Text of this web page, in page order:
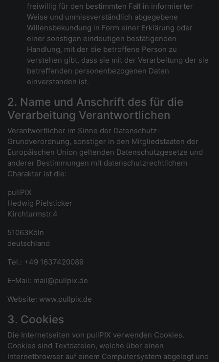
freiwillig für den bestimmten Fall in informierter
Weise und unmissverständlich abgegebene
Willensbekundung in Form einer Erklärung oder
einer sonstigen eindeutigen bestätigenden
Handlung, mit der die betroffene Person zu
verstehen gibt, dass sie mit der Verarbeitung der sie
betreffenden personenbezogenen Daten
einverstanden ist.
2. Name und Anschrift des für die
Verarbeitung Verantwortlichen
Verantwortlicher im Sinne der Datenschutz-
Grundverordnung, sonstiger in den Mitgliedstaaten der
Europäischen Union geltenden Datenschutzgesetze und
anderer Bestimmungen mit datenschutzrechtlichem
Charakter ist die:
pullPIX
Hedwig Pielsticker
Kirchturmstr.4
51063Köln
deutschland
Tel.: +49 1637420089
E-Mail: mail@pullpix.de
Website: www.pullpix.de
3. Cookies
Die Internetseiten von pullPIX verwenden Cookies.
Cookies sind Textdateien, welche über einen
Internetbrowser auf einem Computersystem abgelegt und